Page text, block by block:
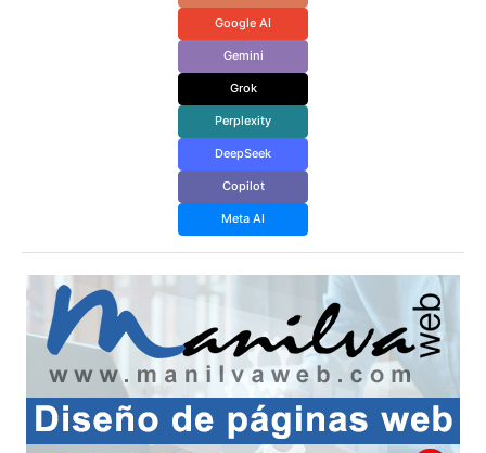
Google AI
Gemini
Grok
Perplexity
DeepSeek
Copilot
Meta AI